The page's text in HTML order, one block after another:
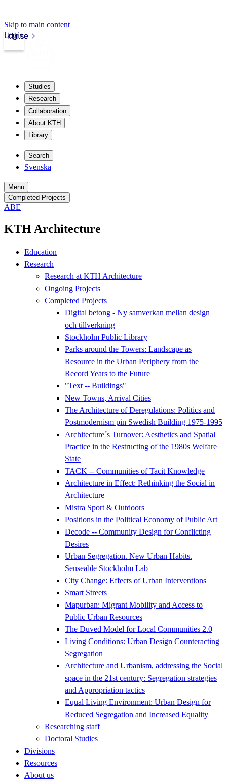
Skip to main content
kth.se
Login
Studies
Research
Collaboration
About KTH
Library
Search
Svenska
Menu
Completed Projects
ABE
KTH Architecture
Education
Research
Research at KTH Architecture
Ongoing Projects
Completed Projects
Digital betong - Ny samverkan mellan design
och tillverkning
Stockholm Public Library
Parks around the Towers: Landscape as
Resource in the Urban Periphery from the
Record Years to the Future
"Text -- Buildings"
New Towns, Arrival Cities
The Architecture of Deregulations: Politics and
Postmodernism pin Swedish Building 1975-1995
Architecture´s Turnover: Aesthetics and Spatial
Practice in the Restructing of the 1980s Welfare
State
TACK -- Communities of Tacit Knowledge
Architecture in Effect: Rethinking the Social in
Architecture
Mistra Sport & Outdoors
Positions in the Political Economy of Public Art
Decode -- Community Design for Conflicting
Desires
Urban Segregation. New Urban Habits.
Senseable Stockholm Lab
City Change: Effects of Urban Interventions
Smart Streets
Mapurban: Migrant Mobility and Access to
Public Urban Resources
The Duved Model for Local Communities 2.0
Living Conditions: Urban Design Counteracting
Segregation
Architecture and Urbanism, addressing the Social
space in the 21st century: Segregation strategies
and Appropriation tactics
Equal Living Environment: Urban Design for
Reduced Segregation and Increased Equality
Researching staff
Doctoral Studies
Divisions
Resources
About us